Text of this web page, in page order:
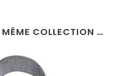
COLLECTION …